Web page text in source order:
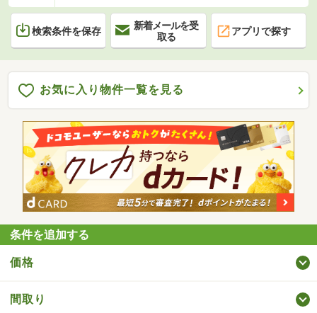
検索条件を保存
新着メールを受
取る
アプリで探す
お気に入り物件一覧を見る
条件を追加する
価格
間取り